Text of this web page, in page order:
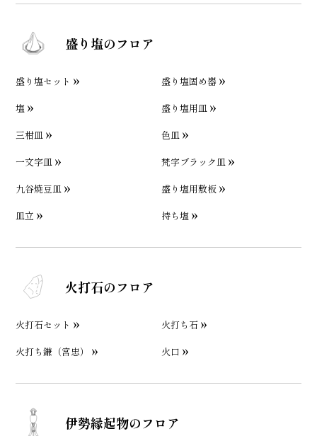
盛り塩のフロア
盛り塩セット
盛り塩固め器
塩
盛り塩用皿
三柑皿
色皿
一文字皿
梵字ブラック皿
九谷焼豆皿
盛り塩用敷板
皿立
持ち塩
火打石のフロア
火打石セット
火打ち石
火打ち鎌（宮忠）
火口
伊勢縁起物のフロア